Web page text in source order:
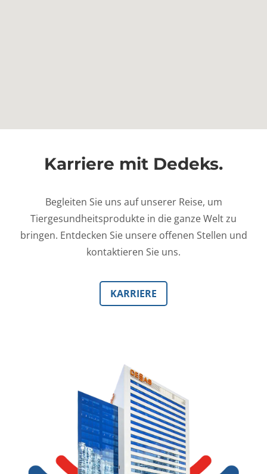
Karriere mit Dedeks.
Begleiten Sie uns auf unserer Reise, um
Tiergesundheitsprodukte in die ganze Welt zu
bringen. Entdecken Sie unsere offenen Stellen und
kontaktieren Sie uns.
KARRIERE